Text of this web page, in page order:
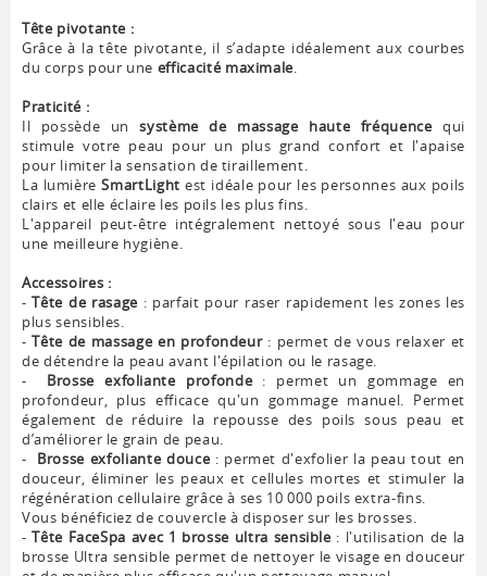
Tête pivotante :
Grâce à la tête pivotante, il s’adapte idéalement aux courbes
du corps pour une efficacité maximale.
Praticité :
Il possède unsystème de massage haute fréquencequi
stimule votre peau pour un plus grand confort et l'apaise
pour limiter la sensation de tiraillement.
La lumièreSmartLightest idéale pour les personnes aux poils
clairs et elle éclaire les poils les plus fins.
L'appareil peut-être intégralement nettoyé sous l'eau pour
une meilleure hygiène.
Accessoires :
-Tête de rasage: parfait pour raser rapidement les zones les
plus sensibles.
-Tête de massage en profondeur: permet de vous relaxer et
de détendre la peau avant l'épilation ou le rasage.
- Brosse exfoliante profonde: permet un gommage en
profondeur, plus efficace qu'un gommage manuel. Permet
également de réduire la repousse des poils sous peau et
d’améliorer le grain de peau.
- Brosse exfoliante douce: permet d'exfolier la peau tout en
douceur, éliminer les peaux et cellules mortes et stimuler la
régénération cellulaire grâce à ses 10 000 poils extra-fins.
Vous bénéficiez de couvercle à disposer sur les brosses.
-Tête FaceSpa avec 1 brosse ultra sensible: l'utilisation de la
brosse Ultra sensible permet de nettoyer le visage en douceur